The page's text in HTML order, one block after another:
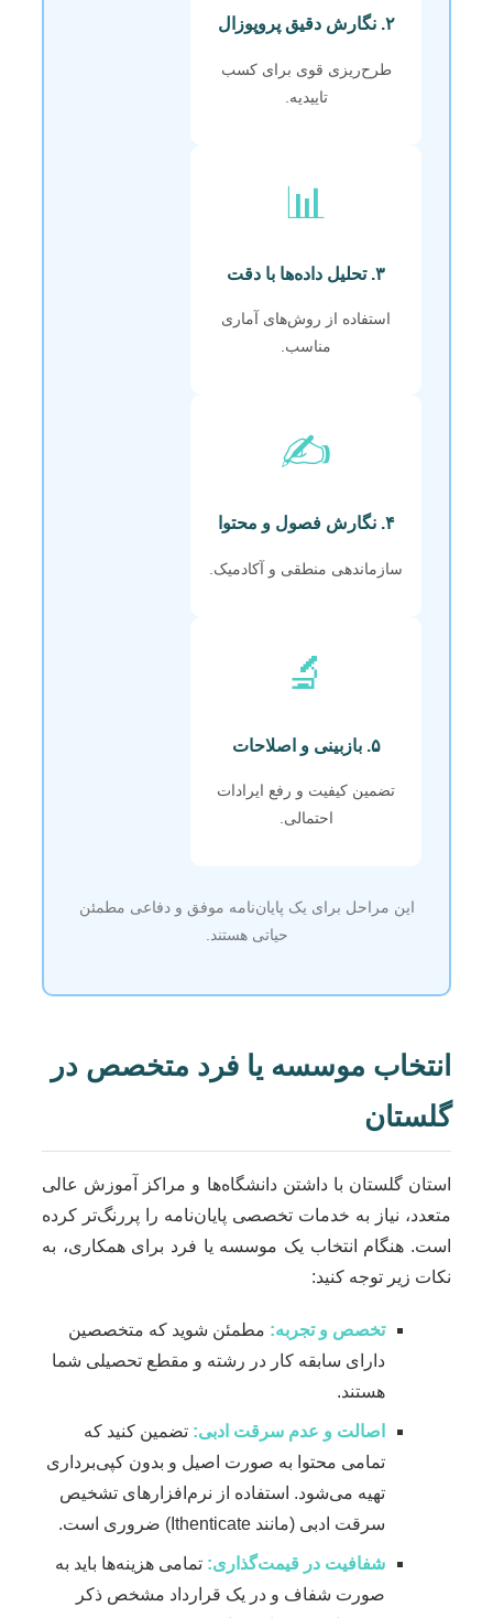
۲. نگارش دقیق پروپوزال
طرح‌ریزی قوی برای کسب
تاییدیه.
📊
۳. تحلیل داده‌ها با دقت
استفاده از روش‌های آماری
مناسب.
✍️
۴. نگارش فصول و محتوا
سازماندهی منطقی و آکادمیک.
🔬
۵. بازبینی و اصلاحات
تضمین کیفیت و رفع ایرادات
احتمالی.
این مراحل برای یک پایان‌نامه موفق و دفاعی مطمئن
حیاتی هستند.
انتخاب موسسه یا فرد متخصص در
گلستان
استان گلستان با داشتن دانشگاه‌ها و مراکز آموزش عالی
متعدد، نیاز به خدمات تخصصی پایان‌نامه را پررنگ‌تر کرده
است. هنگام انتخاب یک موسسه یا فرد برای همکاری، به
نکات زیر توجه کنید:
تخصص و تجربه: مطمئن شوید که متخصصین
دارای سابقه کار در رشته و مقطع تحصیلی شما
هستند.
اصالت و عدم سرقت ادبی: تضمین کنید که
تمامی محتوا به صورت اصیل و بدون کپی‌برداری
تهیه می‌شود. استفاده از نرم‌افزارهای تشخیص
سرقت ادبی (مانند Ithenticate) ضروری است.
شفافیت در قیمت‌گذاری: تمامی هزینه‌ها باید به
صورت شفاف و در یک قرارداد مشخص ذکر